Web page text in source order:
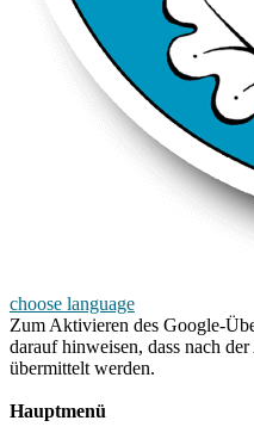
choose language
Zum Aktivieren des Google-
darauf hinweisen, dass nach
übermittelt werden.
Hauptmenü